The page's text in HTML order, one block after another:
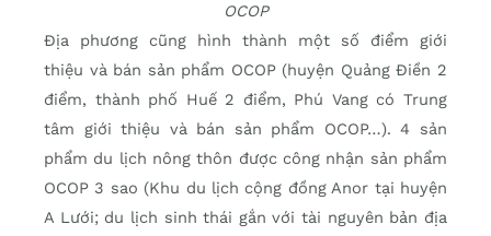
OCOP
Địa phương cũng hình thành một số điểm giới
thiệu và bán sản phẩm OCOP (huyện Quảng Điền 2
điểm, thành phố Huế 2 điểm, Phú Vang có Trung
tâm giới thiệu và bán sản phẩm OCOP…). 4 sản
phẩm du lịch nông thôn được công nhận sản phẩm
OCOP 3 sao (Khu du lịch cộng đồng Anor tại huyện
A Lưới; du lịch sinh thái gắn với tài nguyên bản địa